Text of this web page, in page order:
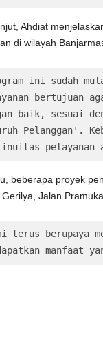
Ahdiat
di wilayah
ini sudah
bertujuan
baik, sesuai
Pelanggan'.
beberapa proyek
Jalan
terus berupaya
manfaat